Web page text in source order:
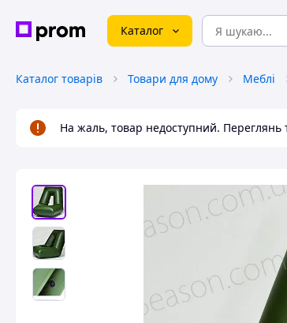
Каталог
Каталог товарів Товари для дому Меблі
На жаль, товар недоступний. Переглянь